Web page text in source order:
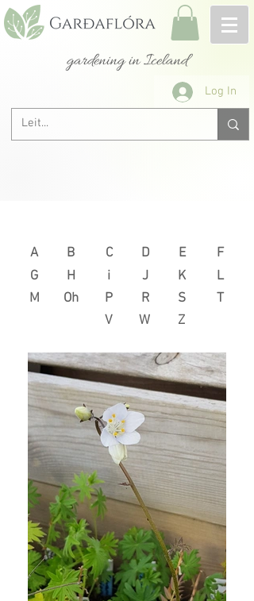
gardening in Iceland
Log In
A
G
M
B
H
Oh
C D
E
i
J
K
P
R
S
V
W Z
F
L
T